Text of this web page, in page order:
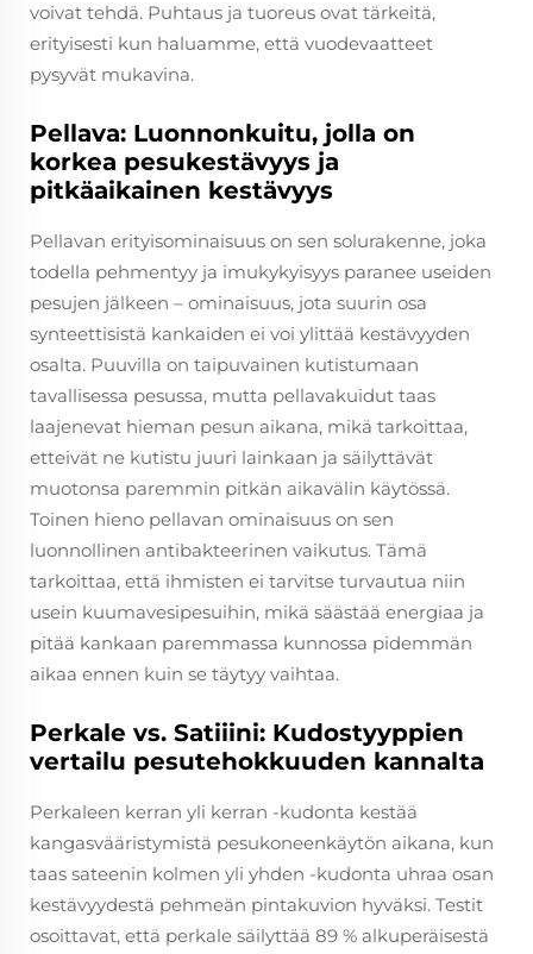
voivat tehdä. Puhtaus ja tuoreus ovat tärkeitä,
erityisesti kun haluamme, että vuodevaatteet
pysyvät mukavina.
Pellava: Luonnonkuitu, jolla on
korkea pesukestävyys ja
pitkäaikainen kestävyys
Pellavan erityisominaisuus on sen solurakenne, joka
todella pehmentyy ja imukykyisyys paranee useiden
pesujen jälkeen – ominaisuus, jota suurin osa
synteettisistä kankaiden ei voi ylittää kestävyyden
osalta. Puuvilla on taipuvainen kutistumaan
tavallisessa pesussa, mutta pellavakuidut taas
laajenevat hieman pesun aikana, mikä tarkoittaa,
etteivät ne kutistu juuri lainkaan ja säilyttävät
muotonsa paremmin pitkän aikavälin käytössä.
Toinen hieno pellavan ominaisuus on sen
luonnollinen antibakteerinen vaikutus. Tämä
tarkoittaa, että ihmisten ei tarvitse turvautua niin
usein kuumavesipesuihin, mikä säästää energiaa ja
pitää kankaan paremmassa kunnossa pidemmän
aikaa ennen kuin se täytyy vaihtaa.
Perkale vs. Satiiini: Kudostyyppien
vertailu pesutehokkuuden kannalta
Perkaleen kerran yli kerran -kudonta kestää
kangasvääristymistä pesukoneenkäytön aikana, kun
taas sateenin kolmen yli yhden -kudonta uhraa osan
kestävyydestä pehmeän pintakuvion hyväksi. Testit
osoittavat, että perkale säilyttää 89 % alkuperäisestä